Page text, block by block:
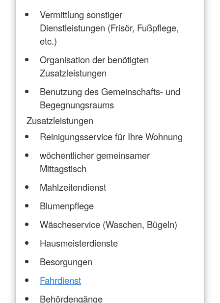
Vermittlung sonstiger
Dienstleistungen (Frisör, Fußpflege,
etc.)
Organisation der benötigten
Zusatzleistungen
Benutzung des Gemeinschafts- und
Begegnungsraums
Zusatzleistungen
Reinigungsservice für Ihre Wohnung
wöchentlicher gemeinsamer
Mittagstisch
Mahlzeitendienst
Blumenpflege
Wäscheservice (Waschen, Bügeln)
Hausmeisterdienste
Besorgungen
Fahrdienst
Behördengänge